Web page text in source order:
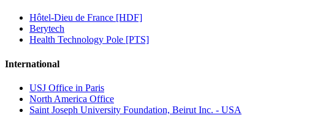
Hôtel-Dieu de France [HDF]
Berytech
Health Technology Pole [PTS]
International
USJ Office in Paris
North America Office
Saint Joseph University Foundation, Beirut Inc. - USA